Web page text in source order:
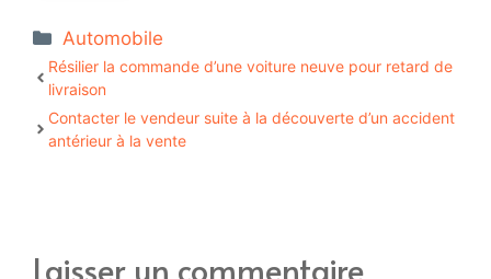
Catégories
Automobile
Résilier la commande d’une voiture neuve pour retard de
livraison
Contacter le vendeur suite à la découverte d’un accident
antérieur à la vente
Laisser un commentaire